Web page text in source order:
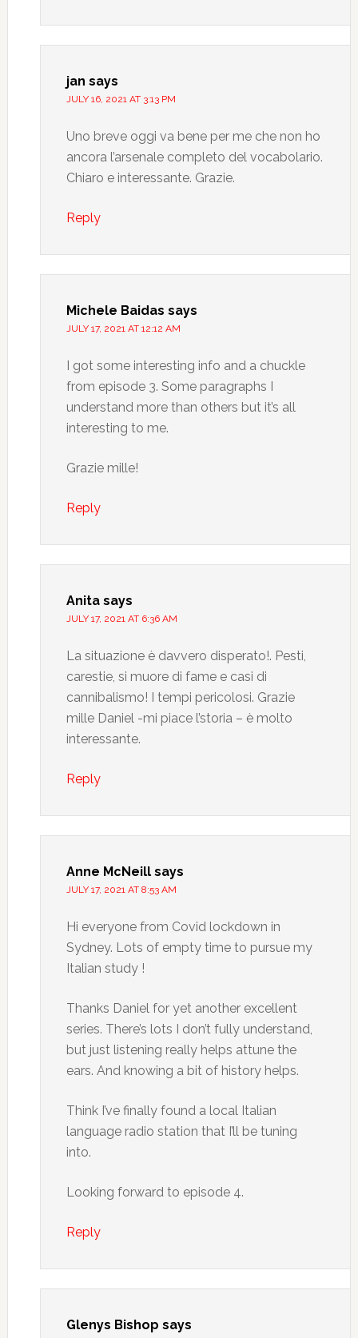
jan says
JULY 16, 2021 AT 3:13 PM
Uno breve oggi va bene per me che non ho
ancora l’arsenale completo del vocabolario.
Chiaro e interessante. Grazie.
Reply
Michele Baidas says
JULY 17, 2021 AT 12:12 AM
I got some interesting info and a chuckle
from episode 3. Some paragraphs I
understand more than others but it’s all
interesting to me.
Grazie mille!
Reply
Anita says
JULY 17, 2021 AT 6:36 AM
La situazione è davvero disperato!. Pesti,
carestie, si muore di fame e casi di
cannibalismo! I tempi pericolosi. Grazie
mille Daniel -mi piace l’storia – è molto
interessante.
Reply
Anne McNeill says
JULY 17, 2021 AT 8:53 AM
Hi everyone from Covid lockdown in
Sydney. Lots of empty time to pursue my
Italian study !
Thanks Daniel for yet another excellent
series. There’s lots I don’t fully understand,
but just listening really helps attune the
ears. And knowing a bit of history helps.
Think I’ve finally found a local Italian
language radio station that I’ll be tuning
into.
Looking forward to episode 4.
Reply
Glenys Bishop says